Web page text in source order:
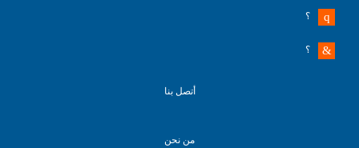
؟
أتصل بنا
من نحن